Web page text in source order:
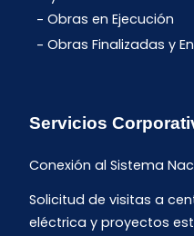
Obras en Ejecución
Obras Finalizadas y
Servicios
Conexión al Sistema
Solicitud de visitas a
eléctrica y proyectos